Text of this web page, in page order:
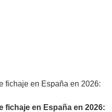
fichaje en España en 2026: